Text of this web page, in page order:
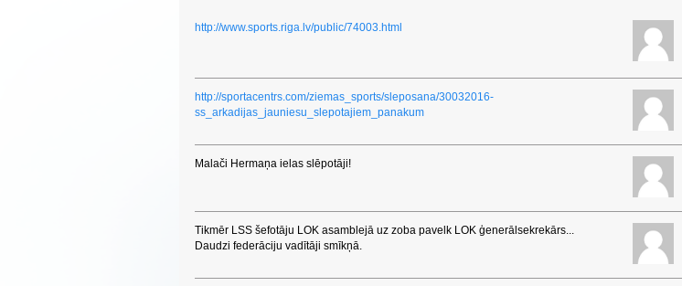
http://www.sports.riga.lv/public/74003.html
http://sportacentrs.com/ziemas_sports/sleposana/30032016-
ss_arkadijas_jauniesu_slepotajiem_panakum
Malači Hermaņa ielas slēpotāji!
Tikmēr LSS šefotāju LOK asamblejā uz zoba pavelk LOK ģenerālsekrekārs...
Daudzi federāciju vadītāji smīkņā.